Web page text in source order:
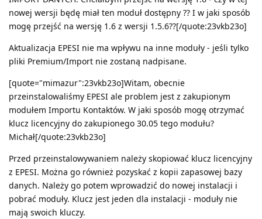
nowej wersji będę miał ten moduł dostępny ?? I w jaki sposób
mogę przejść na wersję 1.6 z wersji 1.5.6??[/quote:23vkb23o]
Aktualizacja EPESI nie ma wpływu na inne moduły - jeśli tylko
pliki Premium/Import nie zostaną nadpisane.
[quote="mimazur":23vkb23o]Witam, obecnie
przeinstalowaliśmy EPESI ale problem jest z zakupionym
modułem Importu Kontaktów. W jaki sposób mogę otrzymać
klucz licencyjny do zakupionego 30.05 tego modułu?
Michał[/quote:23vkb23o]
Przed przeinstalowywaniem należy skopiować klucz licencyjny
z EPESI. Można go również pozyskać z kopii zapasowej bazy
danych. Należy go potem wprowadzić do nowej instalacji i
pobrać moduły. Klucz jest jeden dla instalacji - moduły nie
mają swoich kluczy.